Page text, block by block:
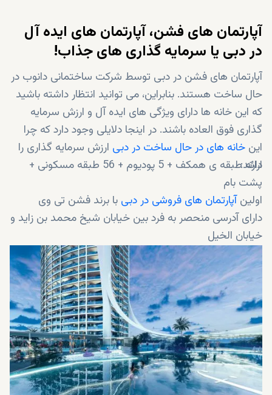
آپارتمان های فشن، آپارتمان های ایده آل
در دبی یا سرمایه گذاری های جذاب!
آپارتمان های فشن در دبی توسط شرکت ساختمانی دانوب در
حال ساخت هستند. بنابراین، می توانید انتظار داشته باشید
که این خانه ها دارای ویژگی های ایده آل و ارزش سرمایه
گذاری فوق العاده باشند. در اینجا دلایلی وجود دارد که چرا
این خانه های در حال ساخت در دبی ارزش سرمایه گذاری را
دارند:
ارائه طبقه ی همکف + 5 پودیوم + 56 طبقه مسکونی +
پشت بام
اولینآپارتمان های فروشی در دبی با برند فشن تی وی
دارای آدرسی منحصر به فرد بین خیابان شیخ محمد بن زاید و
خیابان الخیل
ارائه دسترسی آسان به مکان های دیدنی مورد علاقه دبی
مجهز به مجموعه ای از امکانات داخلی و خارجی
ارائه یک رستوران مجلل روی پشت بام با استخر
در حال ساخت توسط کمپانی دانوب
ارائه طرح پرداخت 6 ساله (1٪ ماهانه)